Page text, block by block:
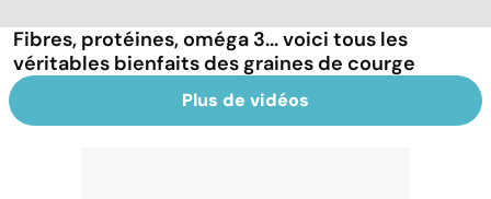
Fibres, protéines, oméga 3... voici tous les
véritables bienfaits des graines de courge
Plus de vidéos